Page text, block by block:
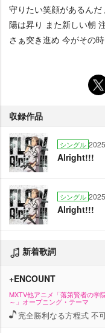
守りたい笑顔があるん
陽は昇り また新しい朝
さぁ突き進め 今がその
収録作品
シングル
Alright!!!
シングル
Alright!!!
新着歌詞
+ENCOUNT
MXTV他アニメ「落第賢者の学
～」オープニング・テーマ
完全勝利なる方程式 不